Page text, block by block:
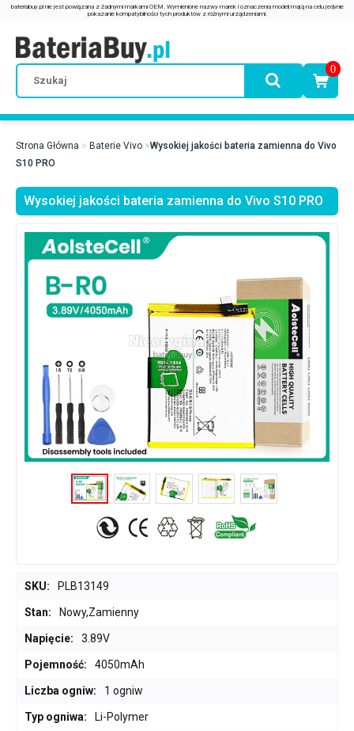
0
Strona Główna Baterie Vivo
Wysokiej jakości bateria zamienna do Vivo
S10 PRO
Wysokiej jakości bateria zamienna do Vivo S10 PRO
SKU: PLB13149
Stan: Nowy,Zamienny
Napięcie: 3.89V
Pojemność: 4050mAh
Liczba ogniw: 1 ogniw
Typ ogniwa: Li-Polymer